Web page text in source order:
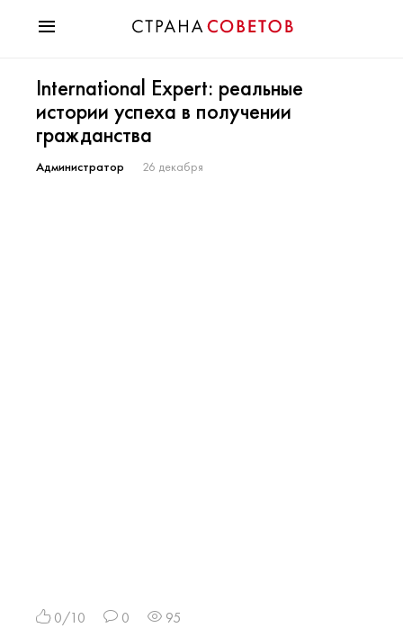
Мода
Звезды
Гороскопы
Здоровье
International Expert: реальные
истории успеха в получении
гражданства
Администратор 26 декабря
0/10 0 95